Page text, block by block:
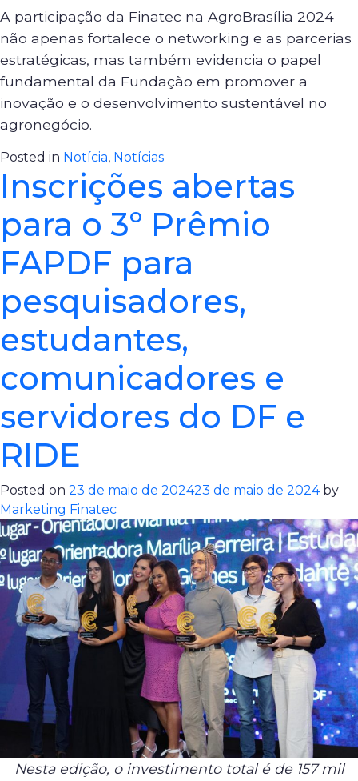
A participação da Finatec na AgroBrasília 2024
não apenas fortalece o networking e as parcerias
estratégicas, mas também evidencia o papel
fundamental da Fundação em promover a
inovação e o desenvolvimento sustentável no
agronegócio.
Posted in Notícia, Notícias
Inscrições abertas
para o 3º Prêmio
FAPDF para
pesquisadores,
estudantes,
comunicadores e
servidores do DF e
RIDE
Posted on 23 de maio de 202423 de maio de 2024by
Marketing Finatec
Nesta edição, o investimento total é de 157 mil